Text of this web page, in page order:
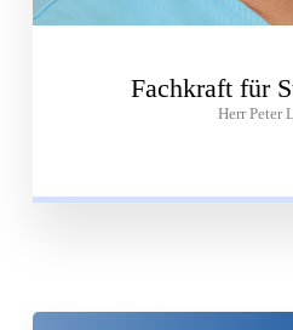
Fachkraft für
Herr Peter